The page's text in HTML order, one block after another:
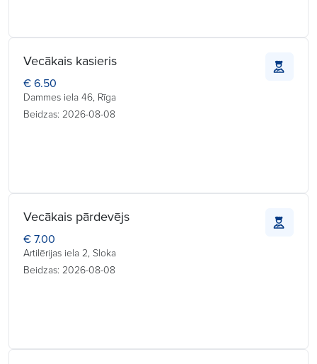
Vecākais kasieris
€ 6.50
Dammes iela 46, Rīga
Beidzas: 2026-08-08
Vecākais pārdevējs
€ 7.00
Artilērijas iela 2, Sloka
Beidzas: 2026-08-08